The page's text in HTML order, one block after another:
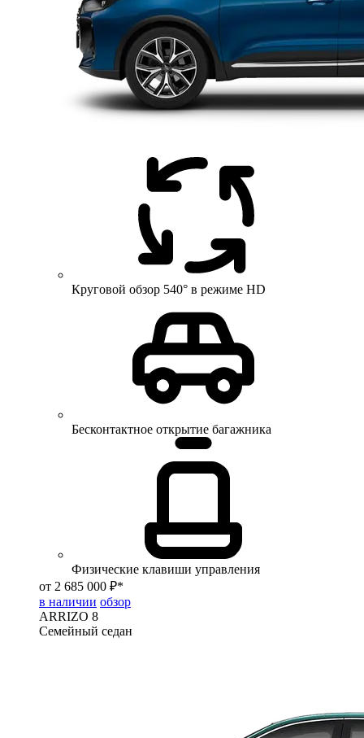
Круговой обзор 540° в режиме HD
Бесконтактное открытие багажника
Физические клавиши управления
от 2 685 000 ₽*
в наличии обзор
ARRIZO 8
Семейный седан